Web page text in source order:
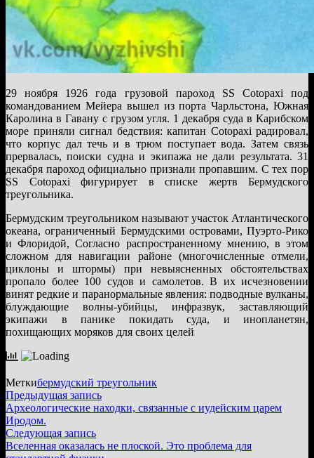
29 ноября 1926 года грузовой пароход SS Cotopaxi под
командованием Мейера вышел из порта Чарльстона, Южная
Каролина в Гавану с грузом угля. 1 декабря суда в Карибском
море приняли сигнал бедствия: капитан Cotopaxi радировал,
что корпус дал течь и в трюм поступает вода. Затем связь
прервалась, поиски судна и экипажа не дали результата. 31
декабря пароход официально признали пропавшим. С тех пор
SS Cotopaxi фигурирует в списке жертв Бермудского
треугольника.
Бермудским треугольником называют участок Атлантического
океана, ограниченный Бермудскими островами, Пуэрто-Рико
и Флоридой, Согласно распространенному мнению, в этом
сложном для навигации районе (многочисленные отмели,
циклоны и штормы) при невыясненных обстоятельствах
пропало более 100 судов и самолетов. В их исчезновении
винят редкие и паранормальные явления: подводные вулканы,
блуждающие волны-убийцы, инфразвук, заставляющий
экипажи в панике покидать суда, и инопланетян,
похищающих моряков для своих целей
Меткибермудский треугольник
Навигация
по
записям
Предыдущая записьПредыдущая
запись:
Археологические находки, связанные с иудейским царем
Иродом.
Следующая записьСледующая
запись:
Вселенная оказалась не плоской. Это проблема для